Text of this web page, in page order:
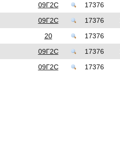
09Г2С 17376
09Г2С 17376
20 17376
09Г2С 17376
09Г2С 17376